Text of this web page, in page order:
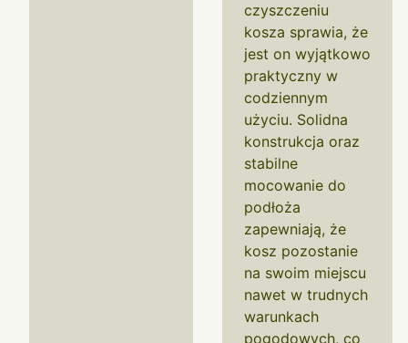
czyszczeniu
kosza sprawia, że
jest on wyjątkowo
praktyczny w
codziennym
użyciu. Solidna
konstrukcja oraz
stabilne
mocowanie do
podłoża
zapewniają, że
kosz pozostanie
na swoim miejscu
nawet w trudnych
warunkach
pogodowych, co